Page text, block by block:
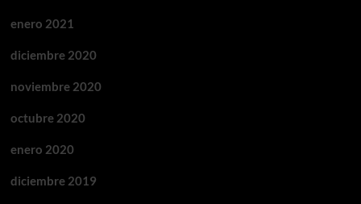
enero 2021
diciembre 2020
noviembre 2020
octubre 2020
enero 2020
diciembre 2019